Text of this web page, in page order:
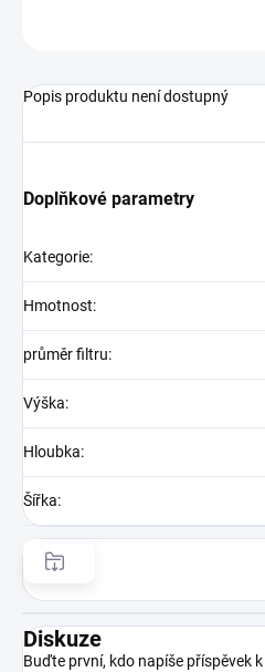
Popis produktu není dostupný
Doplňkové parametry
Kategorie:
Hmotnost:
průměr filtru:
Výška:
Hloubka:
Šířka:
Diskuze
Buďte první, kdo napíše příspěvek